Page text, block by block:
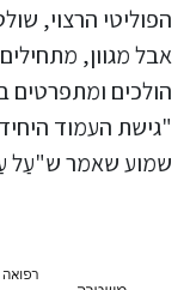
הפוליטי הרצוי,
אבל מגוון,
הולכים ומתפרטים
"גישת העמוד
שמוע שאמר ש"עַל